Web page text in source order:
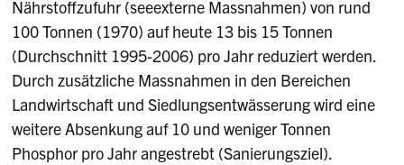
Nährstoffzufuhr (seeexterne Massnahmen) von rund
100 Tonnen (1970) auf heute 13 bis 15 Tonnen
(Durchschnitt 1995-2006) pro Jahr reduziert werden.
Durch zusätzliche Massnahmen in den Bereichen
Landwirtschaft und Siedlungsentwässerung wird eine
weitere Absenkung auf 10 und weniger Tonnen
Phosphor pro Jahr angestrebt (Sanierungsziel).